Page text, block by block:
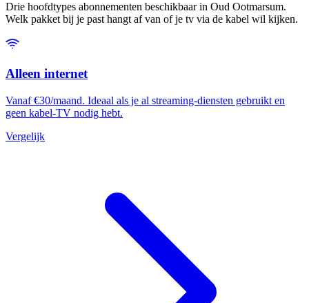
Drie hoofdtypes abonnementen beschikbaar in Oud Ootmarsum.
Welk pakket bij je past hangt af van of je tv via de kabel wil kijken.
Alleen internet
Vanaf €30/maand. Ideaal als je al streaming-diensten gebruikt en
geen kabel-TV nodig hebt.
Vergelijk